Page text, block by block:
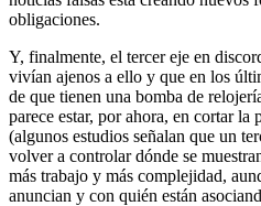
obligaciones.
Y, finalmente, el tercer eje en
vivían ajenos a ello y que en los
de que tienen una bomba de
parece estar, por ahora, en cortar la
(algunos estudios señalan que un
volver a controlar dónde se
más trabajo y más complejidad,
anuncian y con quién están